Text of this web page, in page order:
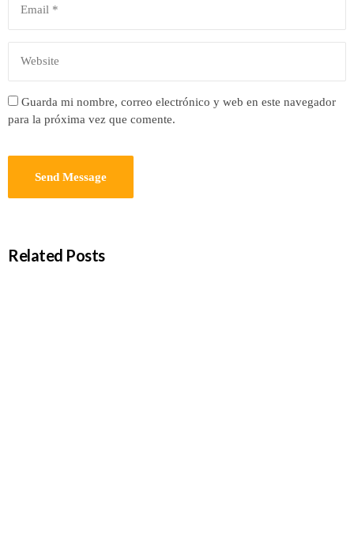
Guarda mi nombre, correo electrónico y web en este navegador
para la próxima vez que comente.
Related Posts